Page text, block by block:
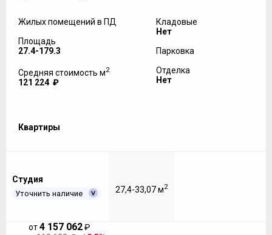
Жилых помещений в ПД
Площадь
27.4-179.3
Средняя стоимость м2
121 224 ₽
Кладовые
Нет
Парковка
Отделка
Нет
Квартиры
Студия
Уточнить наличие 27,4-33,07 м2
от4 157 062₽